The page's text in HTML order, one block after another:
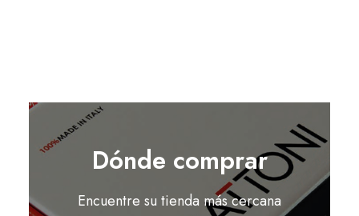
Dónde comprar
Encuentre su tienda más cercana